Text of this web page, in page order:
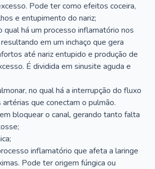
Pode ter como efeitos coceira,
e entupimento do nariz;
qual há um processo inflamatório nos
em um inchaço que gera
até nariz entupido e produção de
É dividida em sinusite aguda e
no qual há a interrupção do fluxo
artérias que conectam o pulmão.
bloquear o canal, gerando tanto falta
inflamatório que afeta a laringe
Pode ter origem fúngica ou